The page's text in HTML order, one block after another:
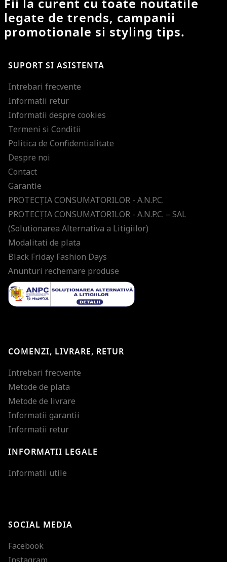
Fii la curent cu toate noutatile
legate de trends, campanii
promotionale si styling tips.
SUPORT SI ASISTENTA
Intrebari frecvente
Informatii retur
Informatii despre cookies
Termeni si Conditii
Politica de Confidentialitate
Despre noi
Contact
Garantie
PROTECŢIA CONSUMATORILOR - A.N.P.C.
PROTECŢIA CONSUMATORILOR - A.N.P.C. – SAL
(Solutionarea Alternativa a Litigiilor)
Modalitati de plata
Black Friday Fashion Days
Anunturi rechemare produse
COMENZI, LIVRARE, RETUR
Intrebari frecvente
Metode de plata
Metode de livrare
Informatii garantii
Informatii retur
INFORMATII LEGALE
Informatii utile
SOCIAL MEDIA
Facebook